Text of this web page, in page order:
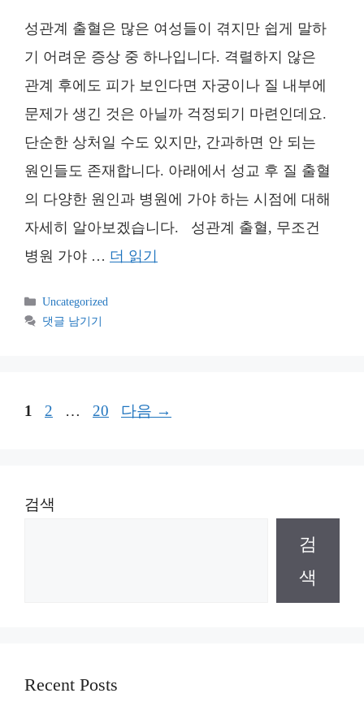
성관계 출혈은 많은 여성들이 겪지만 쉽게 말하
기 어려운 증상 중 하나입니다. 격렬하지 않은
관계 후에도 피가 보인다면 자궁이나 질 내부에
문제가 생긴 것은 아닐까 걱정되기 마련인데요.
단순한 상처일 수도 있지만, 간과하면 안 되는
원인들도 존재합니다. 아래에서 성교 후 질 출혈
의 다양한 원인과 병원에 가야 하는 시점에 대해
자세히 알아보겠습니다. 성관계 출혈, 무조건
병원 가야 … 더 읽기
카
테
Uncategorized
댓글 남기기
페
1
페
2 …
페
20 다음 →
검색
검
색
Recent Posts